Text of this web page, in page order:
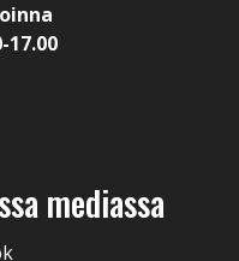
17.00
mediassa